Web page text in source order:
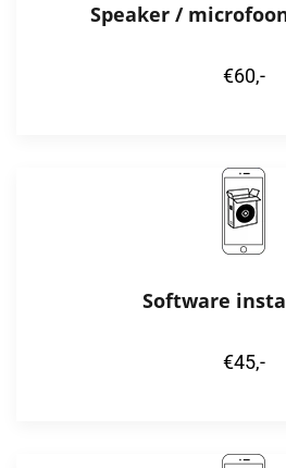
Speaker /
€60,-
Software
€45,-